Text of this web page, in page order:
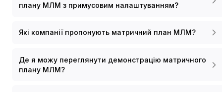
плану МЛМ з примусовим налаштуванням?
Які компанії пропонують матричний план МЛМ?
Де я можу переглянути демонстрацію матричного
плану МЛМ?